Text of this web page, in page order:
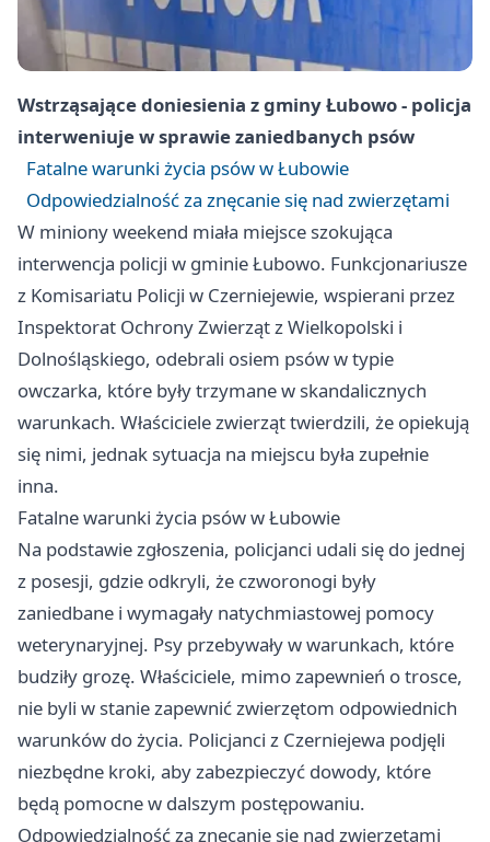
Wstrząsające doniesienia z gminy Łubowo - policja
interweniuje w sprawie zaniedbanych psów
Fatalne warunki życia psów w Łubowie
Odpowiedzialność za znęcanie się nad zwierzętami
W miniony weekend miała miejsce szokująca
interwencja policji w gminie Łubowo. Funkcjonariusze
z Komisariatu Policji w Czerniejewie, wspierani przez
Inspektorat Ochrony Zwierząt z Wielkopolski i
Dolnośląskiego, odebrali osiem psów w typie
owczarka, które były trzymane w skandalicznych
warunkach. Właściciele zwierząt twierdzili, że opiekują
się nimi, jednak sytuacja na miejscu była zupełnie
inna.
Fatalne warunki życia psów w Łubowie
Na podstawie zgłoszenia, policjanci udali się do jednej
z posesji, gdzie odkryli, że czworonogi były
zaniedbane i wymagały natychmiastowej pomocy
weterynaryjnej. Psy przebywały w warunkach, które
budziły grozę. Właściciele, mimo zapewnień o trosce,
nie byli w stanie zapewnić zwierzętom odpowiednich
warunków do życia. Policjanci z Czerniejewa podjęli
niezbędne kroki, aby zabezpieczyć dowody, które
będą pomocne w dalszym postępowaniu.
Odpowiedzialność za znęcanie się nad zwierzętami